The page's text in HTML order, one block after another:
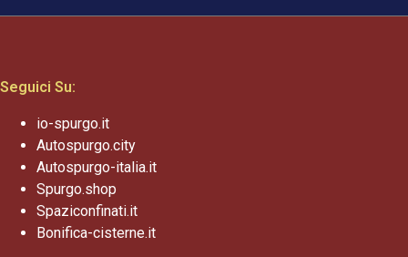
Seguici Su:
io-spurgo.it
Autospurgo.city
Autospurgo-italia.it
Spurgo.shop
Spaziconfinati.it
Bonifica-cisterne.it